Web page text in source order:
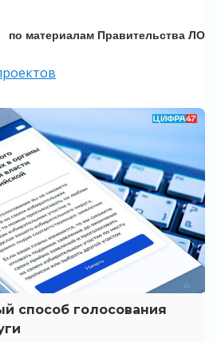
по материалам Правительства ЛО
способ голосования